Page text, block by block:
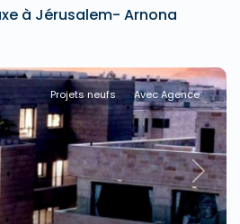
à Jérusalem- Arnona
Next
Projets neufs Avec Agence